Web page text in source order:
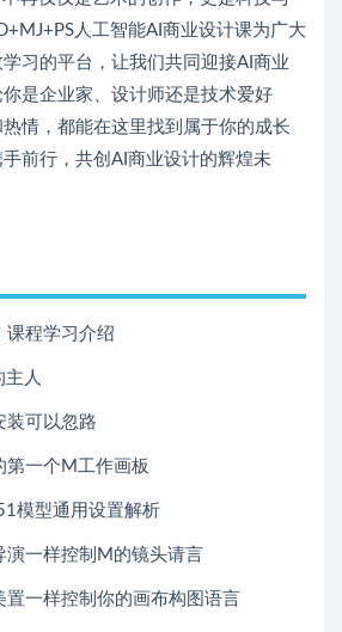
人工智能AI商业设计课为广大
习的平台，让我们共同迎接AI商业
是企业家、设计师还是技术爱好
情，都能在这里找到属于你的成长
前行，共创AI商业设计的辉煌未
程学习介绍
人
可以忽路
一个M工作画板
模型通用设置解析
一样控制M的镜头请言
一样控制你的画布构图语言